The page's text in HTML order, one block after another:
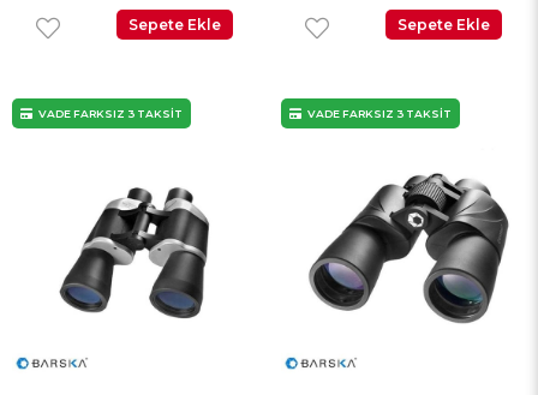
Sepete Ekle Sepete Ekle
VADE FARKSIZ 3 TAKSİT VADE FARKSIZ 3 TAKSİT